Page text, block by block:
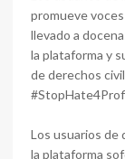
promueve
llevado a
la plataforma y
de derechos
Los usuarios de
la plataforma